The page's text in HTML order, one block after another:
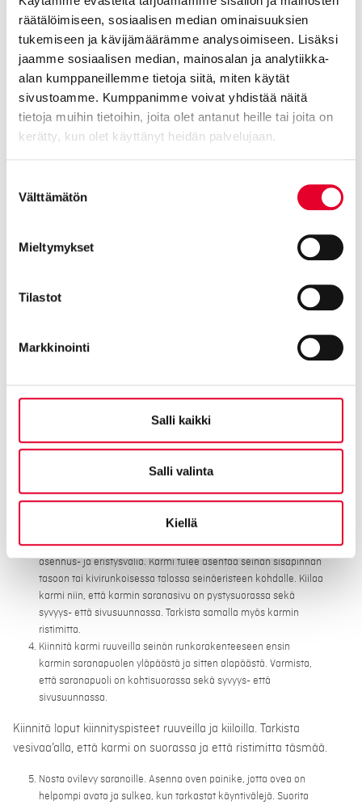
räätälöimiseen, sosiaalisen median ominaisuuksien
tukemiseen ja kävijämäärämme analysoimiseen. Lisäksi
jaamme sosiaalisen median, mainosalan ja analytiikka-
alan kumppaneillemme tietoja siitä, miten käytät
sivustoamme. Kumppanimme voivat yhdistää näitä
tietoja muihin tietoihin, joita olet antanut heille tai joita on
kerätty, kun olet käyttänyt heidän palvelujaan.
valinta
Välttämätön
Mieltymykset
Tilastot
Markkinointi
Salli kaikki
Salli valinta
Kiellä
Ulko-oven asennus askel kerrallaan
Irrota ensin vanha ovilehti karmeistaan. Sen jälkeen poraa
ja irrota vanha karmi. Puhdista oviaukko uretaanista ja mittaa
aukko. Ota myös ristimitta ja tarkista vesivaa’alla oviaukon
Tarkista, että kynnyksen alusta on vaakasuora ja oikaise se
bitumikermikaistale alustaan elastisella saumamassalla tai
bitumiliimalla. Tiivistä lopuksi myös kynnyksen ja
Kiinnitä asennuskiilat runkoon. Kiiloja on hyvä olla kaksi
kiinnityspisteen sisä- ja ulkopuolella, saranoiden kohdalla ja
Irrota uusi ovilevy karmista. Sovita uusi karmi ja kynnys
paikoilleen ja varmista, että karmin reunoille jää 10-20 mm
asennus- ja eristysväliä. Karmi tulee asentaa seinän sisäpinnan
tasoon tai kivirunkoisessa talossa seinäeristeen kohdalle. Kiilaa
karmi niin, että karmin saranasivu on pystysuorassa sekä
syvyys- että sivusuunnassa. Tarkista samalla myös karmin
ristimitta.
Kiinnitä karmi ruuveilla seinän runkorakenteeseen ensin
karmin saranapuolen yläpäästä ja sitten alapäästä. Varmista,
että saranapuoli on kohtisuorassa sekä syvyys- että
sivusuunnassa.
Kiinnitä loput kiinnityspisteet ruuveilla ja kiiloilla. Tarkista
vesivaa’alla, että karmi on suorassa ja että ristimitta täsmää.
Nosta ovilevy saranoille. Asenna oven painike, jotta ovea on
helpompi avata ja sulkea, kun tarkastat käyntivälejä. Suorita